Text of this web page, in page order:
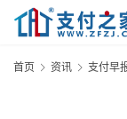
首页 资讯 支付早